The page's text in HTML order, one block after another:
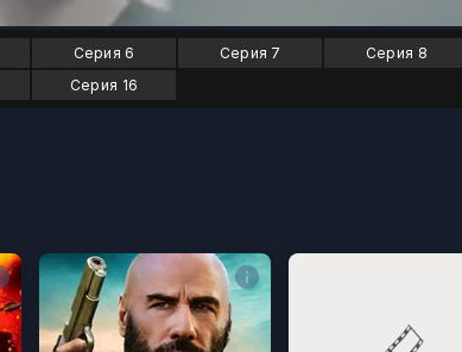
Серия 6 Серия 7 Серия 8
Серия 16